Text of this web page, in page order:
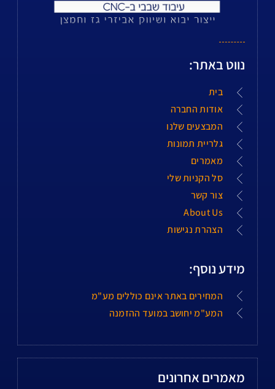
נווט באתר:
בית
אודות החברה
המבצעים שלנו
גלריית תמונות
מאמרים
סל הקניות שלי
צור קשר
About Us
הצהרת נגישות
מידע נוסף:
המחירים באתר אינם כוללים מע"מ
המע"מ יחושב במועד ההזמנה
מאמרים אחרונים